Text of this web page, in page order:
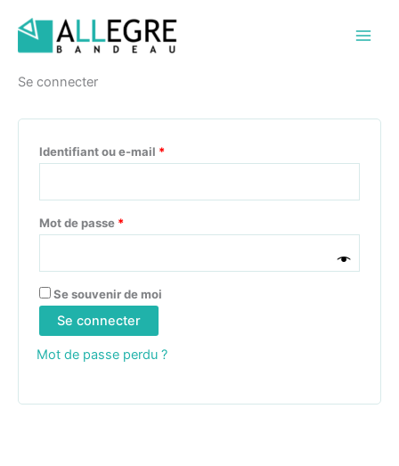
contenu
Se connecter
Identifiant ou e-mail *
Mot de passe *
Se souvenir de moi
Se connecter
Mot de passe perdu ?